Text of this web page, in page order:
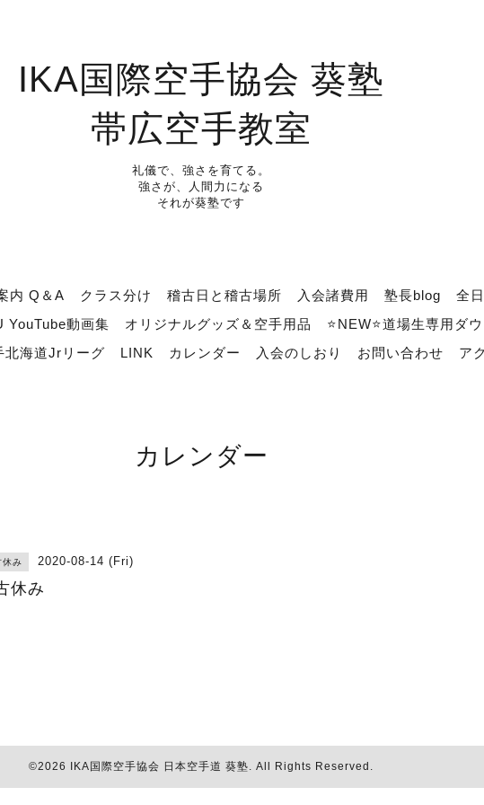
IKA国際空手協会 葵塾
帯広空手教室
礼儀で、強さを育てる。
強さが、人間力になる
それが葵塾です
内 Q＆A クラス分け 稽古日と稽古場所 入会諸費用 塾長blog
全
YouTube動画集
オリジナルグッズ＆空手用品
⭐NEW⭐道場生専用ダ
北海道Jrリーグ
LINK カレンダー 入会のしおり お問い合わせ ア
カレンダー
休み 2020-08-14 (Fri)
休み
©2026 IKA国際空手協会 日本空手道 葵塾. All Rights Reserved.